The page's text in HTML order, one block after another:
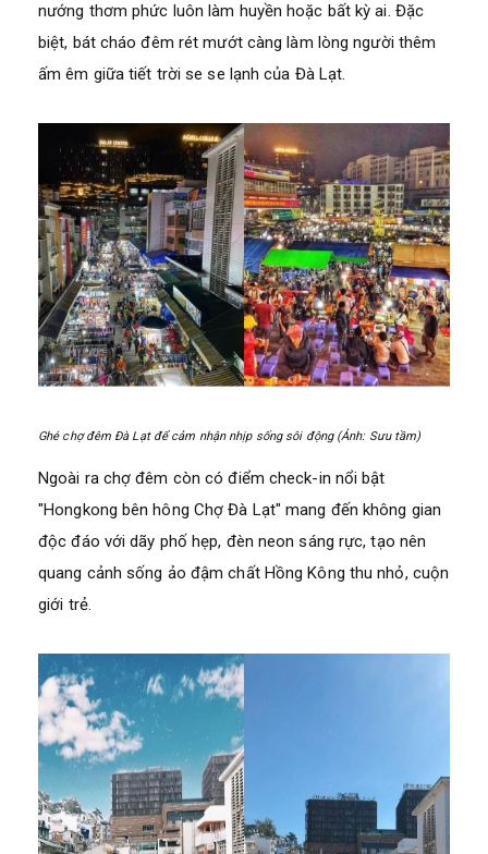
nướng thơm phức luôn làm huyền hoặc bất kỳ ai. Đặc
biệt, bát cháo đêm rét mướt càng làm lòng người thêm
ấm êm giữa tiết trời se se lạnh của Đà Lạt.
Ghé chợ đêm Đà Lạt để cảm nhận nhịp sống sôi động (Ảnh: Sưu tầm)
Ngoài ra chợ đêm còn có điểm check-in nổi bật
"Hongkong bên hông Chợ Đà Lạt" mang đến không gian
độc đáo với dãy phố hẹp, đèn neon sáng rực, tạo nên
quang cảnh sống ảo đậm chất Hồng Kông thu nhỏ, cuộn
giới trẻ.